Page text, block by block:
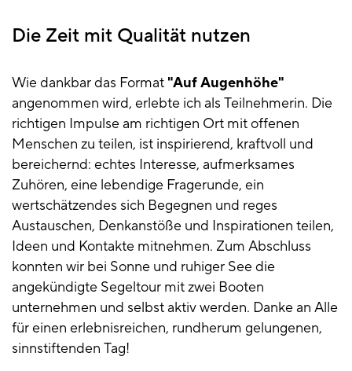
Die Zeit mit Qualität nutzen
Wie dankbar das Format "Auf Augenhöhe"
angenommen wird, erlebte ich als Teilnehmerin. Die
richtigen Impulse am richtigen Ort mit offenen
Menschen zu teilen, ist inspirierend, kraftvoll und
bereichernd: echtes Interesse, aufmerksames
Zuhören, eine lebendige Fragerunde, ein
wertschätzendes sich Begegnen und reges
Austauschen, Denkanstöße und Inspirationen teilen,
Ideen und Kontakte mitnehmen. Zum Abschluss
konnten wir bei Sonne und ruhiger See die
angekündigte Segeltour mit zwei Booten
unternehmen und selbst aktiv werden. Danke an Alle
für einen erlebnisreichen, rundherum gelungenen,
sinnstiftenden Tag!